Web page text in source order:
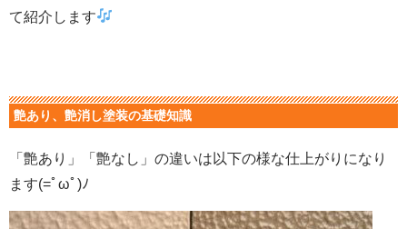
て紹介します
艶あり、艶消し塗装の基礎知識
「艶あり」「艶なし」の違いは以下の様な仕上がりになり
ます(=ﾟωﾟ)ﾉ